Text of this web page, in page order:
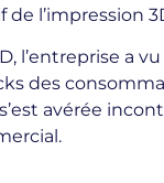
l’impression
l’entreprise a
des
avérée